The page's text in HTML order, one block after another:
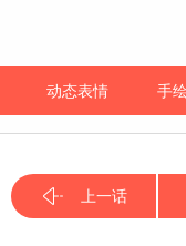
动态表情 手
上一话